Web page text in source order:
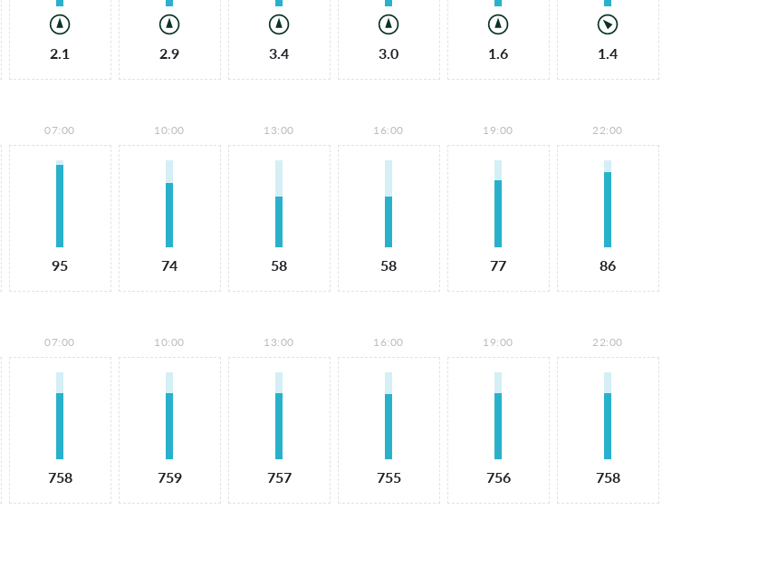
2.1 2.9 3.4 3.0 1.6 1.4
07:00
95
10:00
74
13:00
58
16:00
58
19:00
77
22:00
86
07:00
758
10:00
759
13:00
757
16:00
755
19:00
756
22:00
758